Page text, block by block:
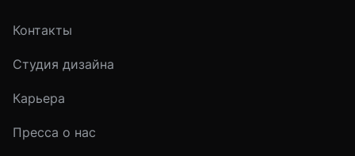
Контакты
Студия дизайна
Карьера
Пресса о нас